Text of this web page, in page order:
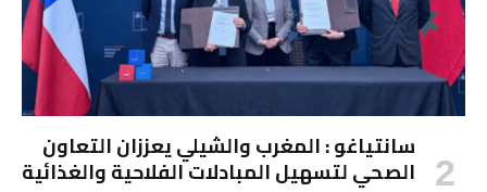
سانتياغو : المغرب والشيلي يعززان التعاون
الصحي لتسهيل المبادلات الفلاحية والغذائية